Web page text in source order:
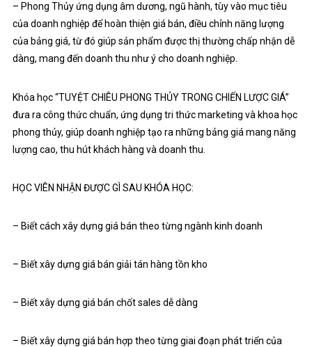
– Phong Thủy ứng dụng âm dương, ngũ hành, tùy vào mục tiêu
của doanh nghiệp để hoàn thiện giá bán, điều chỉnh năng lượng
của bảng giá, từ đó giúp sản phẩm được thị thường chấp nhận dễ
dàng, mang đến doanh thu như ý cho doanh nghiệp.
Khóa học “TUYỆT CHIÊU PHONG THỦY TRONG CHIẾN LƯỢC GIÁ”
đưa ra công thức chuẩn, ứng dụng tri thức marketing và khoa học
phong thủy, giúp doanh nghiệp tạo ra những bảng giá mang năng
lượng cao, thu hút khách hàng và doanh thu.
HỌC VIÊN NHẬN ĐƯỢC GÌ SAU KHÓA HỌC:
– Biết cách xây dựng giá bán theo từng ngành kinh doanh
– Biết xây dựng giá bán giải tán hàng tồn kho
– Biết xây dựng giá bán chốt sales dễ dàng
– Biết xây dựng giá bán hợp theo từng giai đoạn phát triển của